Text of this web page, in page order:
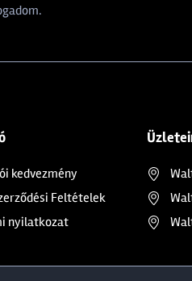
kedvezmény
Feltételek
nyilatkozat